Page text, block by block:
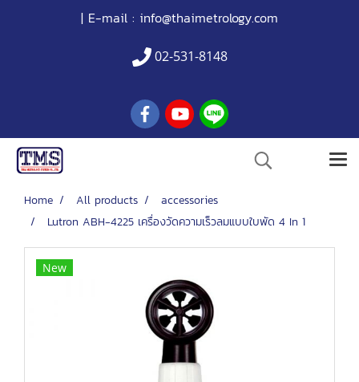
| E-mail : info@thaimetrology.com
02-531-8148
Home All products
accessories
Lutron ABH-4225 เครื่องวัดความเร็วลมแบบใบพัด 4 In 1
New